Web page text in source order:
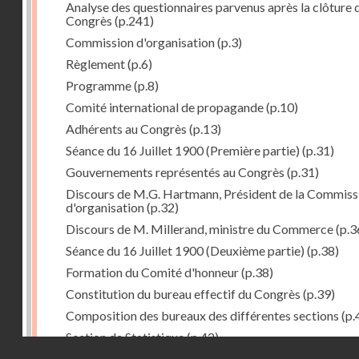
Analyse des questionnaires parvenus après la clôture
Congrès (p.241)
Commission d'organisation(p.3)
Règlement(p.6)
Programme(p.8)
Comité international de propagande(p.10)
Adhérents au Congrès (p.13)
Séance du 16 Juillet 1900 (Première partie) (p.31)
Gouvernements représentés au Congrès (p.31)
Discours de M.G. Hartmann, Président de la
d'organisation(p.32)
Discours de M. Millerand, ministre du Commerce
Séance du 16 Juillet 1900 (Deuxième partie) (p.38)
Formation du Comité d'honneur(p.38)
Constitution du bureau effectif du Congrès (p.39)
Composition des bureaux des différentes sections
Section de Statistique(p.42)